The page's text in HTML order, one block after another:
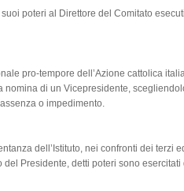
poteri al Direttore del Comitato
pro-tempore dell’Azione cattolica
nomina di un Vicepresidente,
o impedimento.
dell’Istituto, nei confronti dei terzi
Presidente, detti poteri sono esercitati